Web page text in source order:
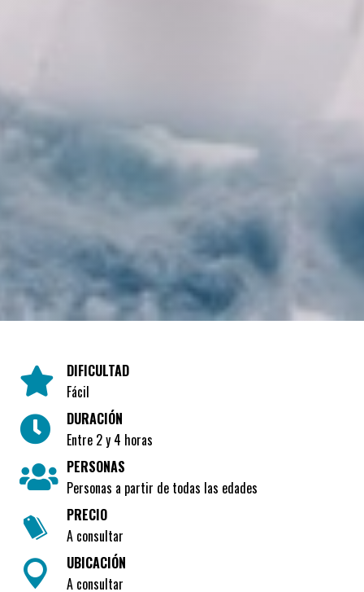
DIFICULTAD
Fácil
DURACIÓN
Entre 2 y 4 horas
PERSONAS
Personas a partir de todas las edades
PRECIO
A consultar
UBICACIÓN
A consultar